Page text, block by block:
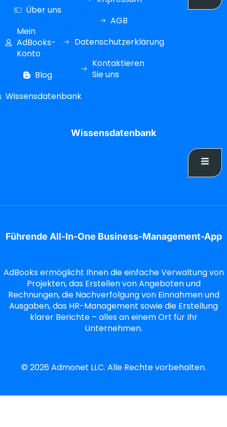
Über uns
Mein
AdBooks-
Konto
Blog
Wissensdatenbank
AGB
Datenschutzerklärung
Kontaktieren
Sie uns
Wissensdatenbank
Führende All-In-One Business-Management-App
AdBooks ermöglicht Ihnen die einfache Verwaltung von
Projekten, das Erstellen von Angeboten und
Rechnungen, die Nachverfolgung von Einnahmen und
Ausgaben, das HR-Management sowie die Erstellung
klarer Berichte – alles an einem Ort für Ihr
Unternehmen.
©2026Admonet LLC. Alle Rechte vorbehalten.